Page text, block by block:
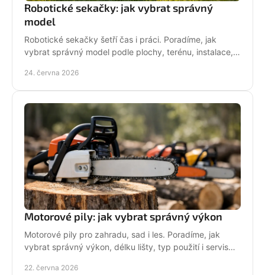
Robotické sekačky: jak vybrat správný
model
Robotické sekačky šetří čas i práci. Poradíme, jak
vybrat správný model podle plochy, terénu, instalace,
24. června 2026
Motorové pily: jak vybrat správný výkon
Motorové pily pro zahradu, sad i les. Poradíme, jak
vybrat správný výkon, délku lišty, typ použití i servis
22. června 2026